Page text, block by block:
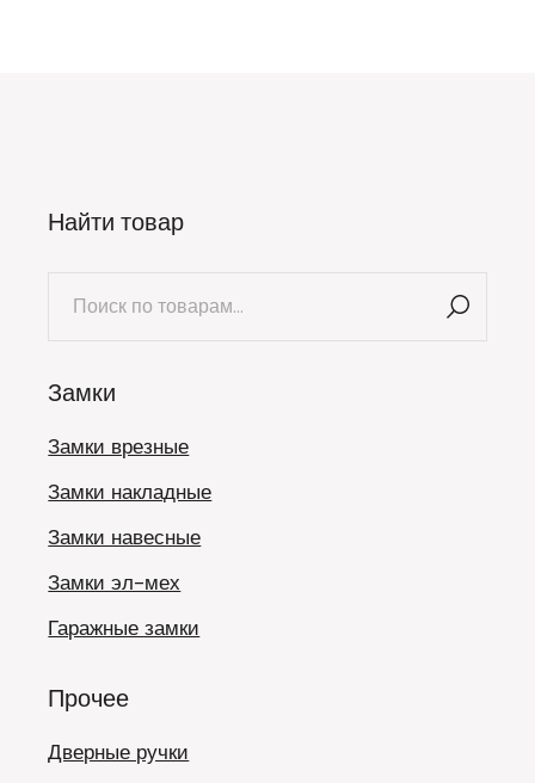
Найти товар
Замки
Замки врезные
Замки накладные
Замки навесные
Замки эл-мех
Гаражные замки
Прочее
Дверные ручки